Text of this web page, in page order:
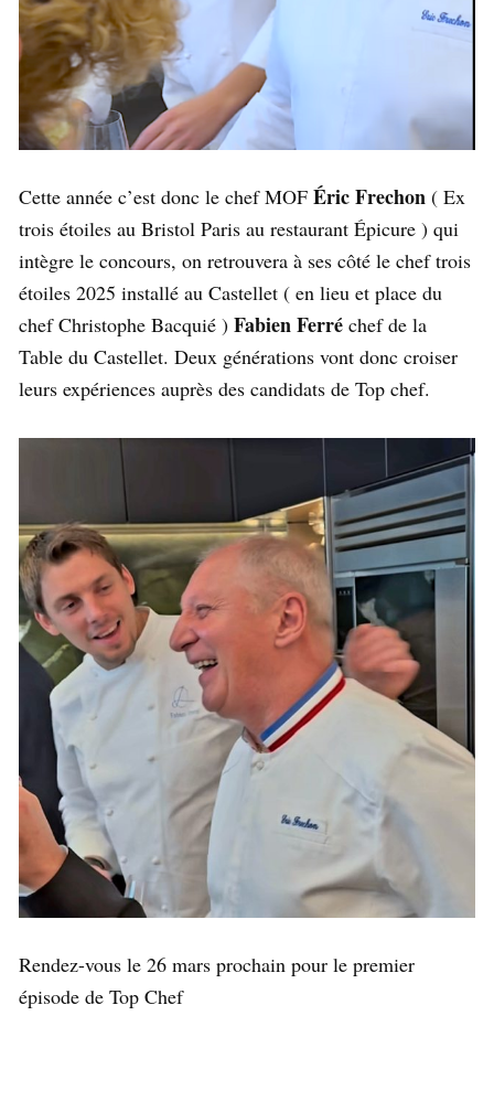
Cette année c’est donc le chef MOF Éric Frechon ( Ex
trois étoiles au Bristol Paris au restaurant Épicure ) qui
intègre le concours, on retrouvera à ses côté le chef trois
étoiles 2025 installé au Castellet ( en lieu et place du
chef Christophe Bacquié ) Fabien Ferré chef de la
Table du Castellet. Deux générations vont donc croiser
leurs expériences auprès des candidats de Top chef.
Rendez-vous le 26 mars prochain pour le premier
épisode de Top Chef